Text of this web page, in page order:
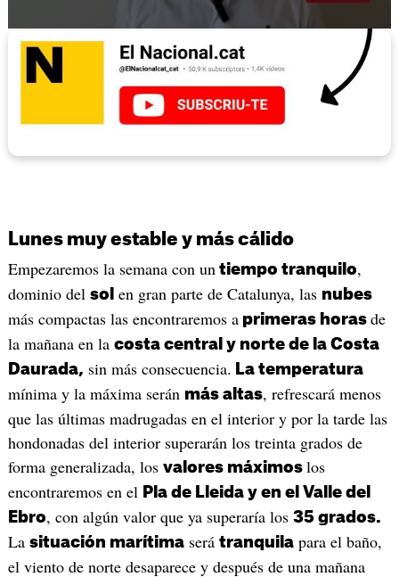
Lunes muy estable y más cálido
Empezaremos la semana con un tiempo tranquilo,
dominio del sol en gran parte de Catalunya, las nubes
más compactas las encontraremos a primeras horas de
la mañana en la costa central y norte de la Costa
Daurada, sin más consecuencia. La temperatura
mínima y la máxima serán más altas, refrescará menos
que las últimas madrugadas en el interior y por la tarde las
hondonadas del interior superarán los treinta grados de
forma generalizada, los valores máximos los
encontraremos en el Pla de Lleida y en el Valle del
Ebro, con algún valor que ya superaría los 35 grados.
La situación marítimaserá tranquilapara el baño,
el viento de norte desaparece y después de una mañana